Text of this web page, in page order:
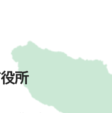
所